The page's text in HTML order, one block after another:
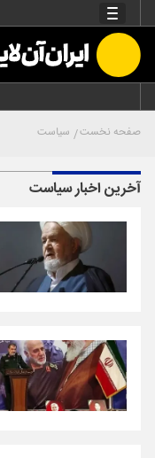
صفحه نخست سیاست
آخرین اخبار سیاست